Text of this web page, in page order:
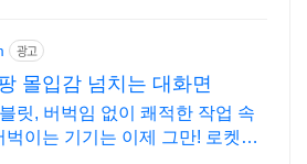
광고
몰입감 넘치는 대화면
릿, 버벅임 없이 쾌적한 작업 속
벅이는 기기는 이제 그만! 로켓배